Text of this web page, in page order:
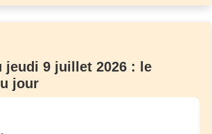
jeudi 9 juillet 2026 : le
jour